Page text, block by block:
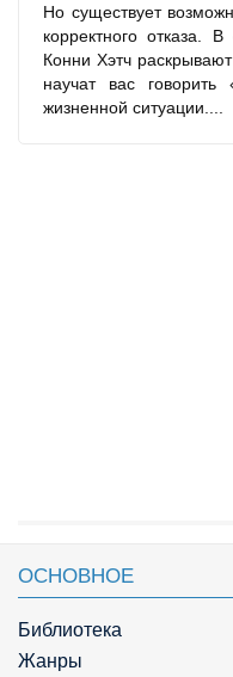
Но существует
корректного отказа.
Конни Хэтч
научат вас
жизненной ситуации....
ОСНОВНОЕ
Библиотека
Жанры